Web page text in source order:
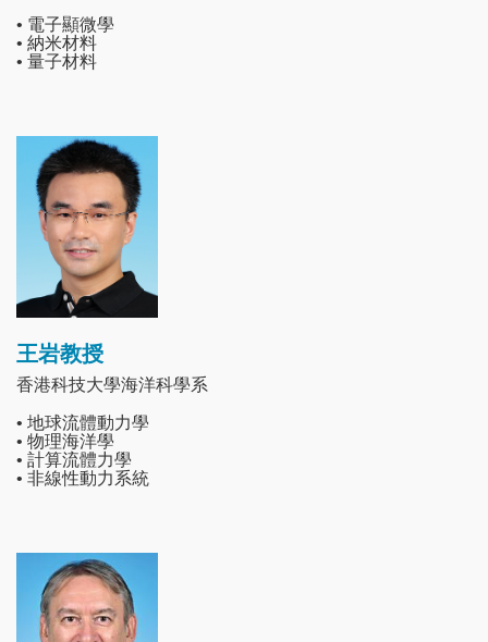
• 電子顯微學
• 納米材料
• 量子材料
Image
王岩教授
香港科技大學海洋科學系
• 地球流體動力學
• 物理海洋學
• 計算流體力學
• 非線性動力系統
Image